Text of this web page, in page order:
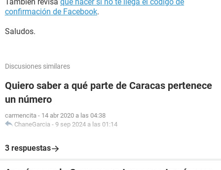
confirmación de Facebook.
Saludos.
Discusiones similares
Quiero saber a qué parte de Caracas pertenece
un número
carmencita - 14 abr 2020 a las 04:38
ChaneGarcia - 9 sep 2024 a las 01:14
3 respuestas